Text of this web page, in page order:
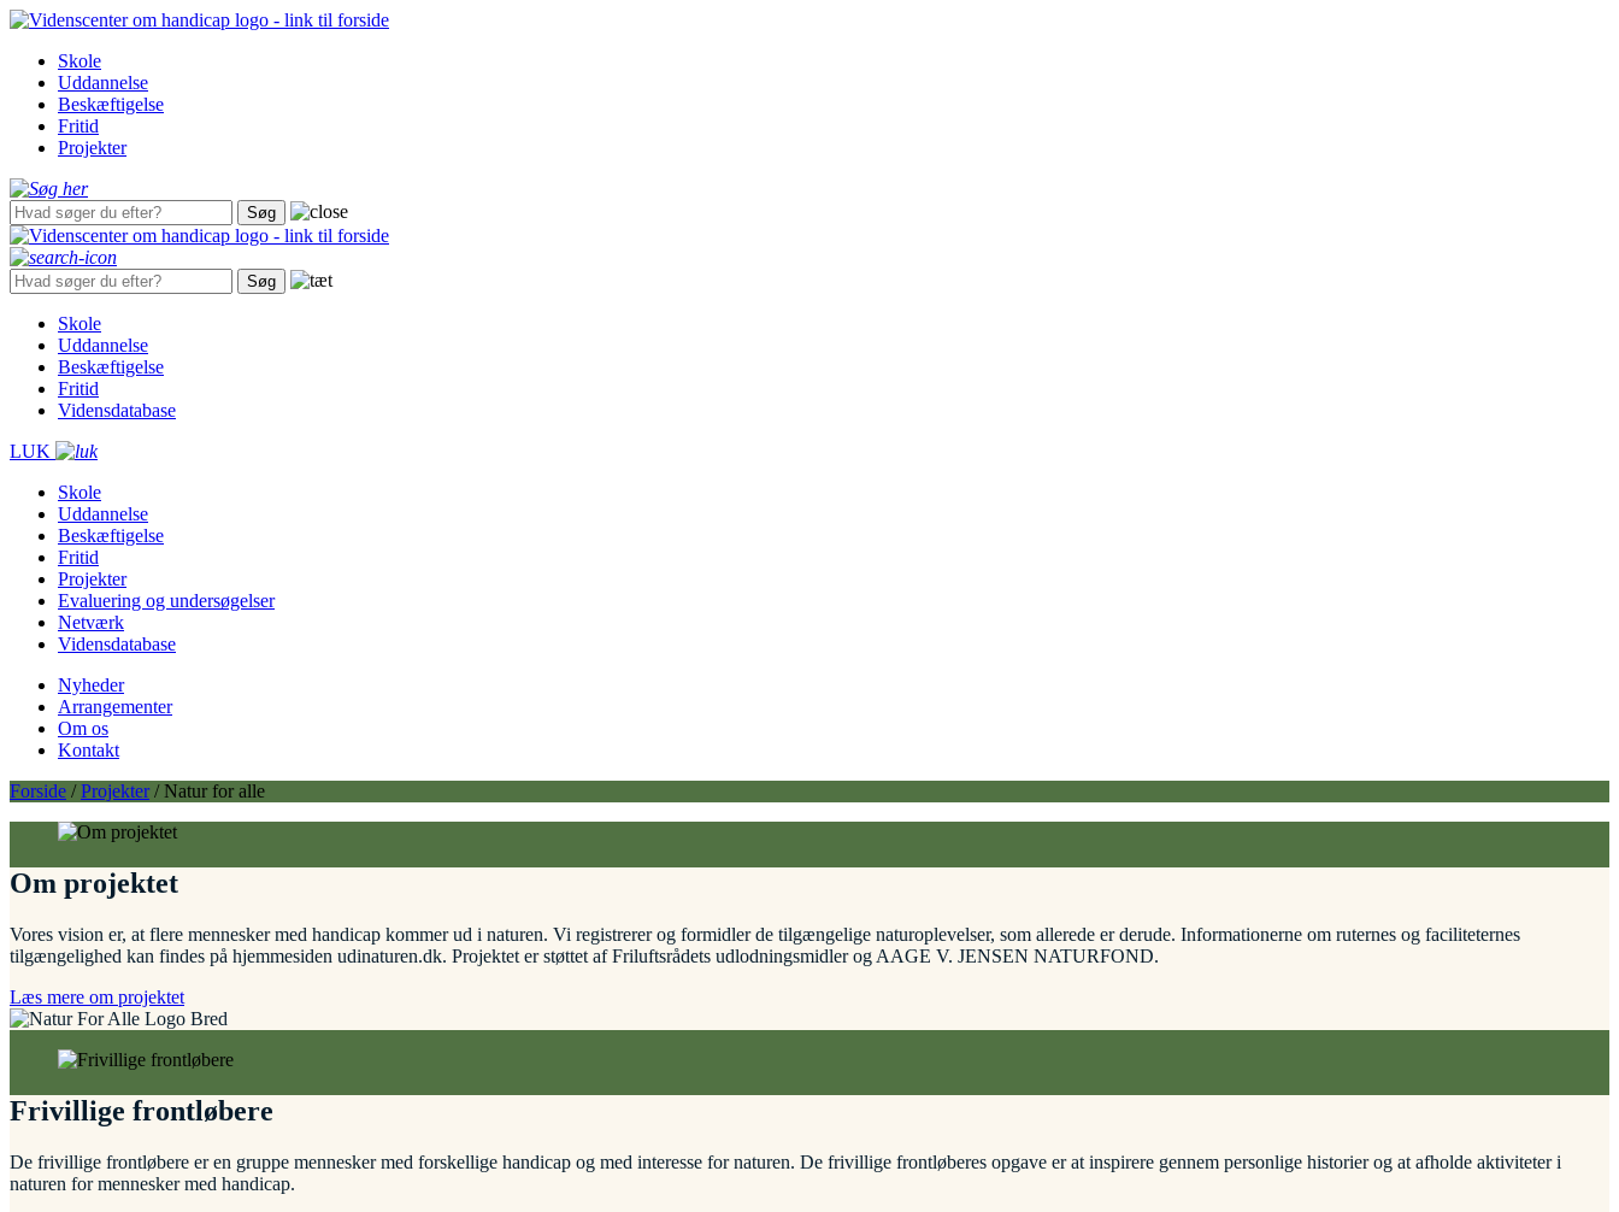
Gå
hovedindhold
Skole
Uddannelse
Beskæftigelse
Fritid
Projekter
Skole
Uddannelse
Beskæftigelse
Fritid
Vidensdatabase
LUK
Skole
Uddannelse
Beskæftigelse
Fritid
Projekter
Evaluering og undersøgelser
Netværk
Vidensdatabase
Nyheder
Arrangementer
Om os
Kontakt
Forside /Projekter/Natur for alle
Om projektet
Vores vision er, at flere mennesker med handicap kommer ud i naturen. Vi registrerer og formidler de tilgængelige naturoplevelser, som allerede er derude. Informationerne om ruternes og faciliteternes
tilgængelighed kan findes på hjemmesiden udinaturen.dk. Projektet er støttet af Friluftsrådets udlodningsmidler og AAGE V. JENSEN NATURFOND.
Læs mere om projektet
Frivillige frontløbere
De frivillige frontløbere er en gruppe mennesker med forskellige handicap og med interesse for naturen. De frivillige frontløberes opgave er at inspirere gennem personlige historier og at afholde aktiviteter i
naturen for mennesker med handicap.